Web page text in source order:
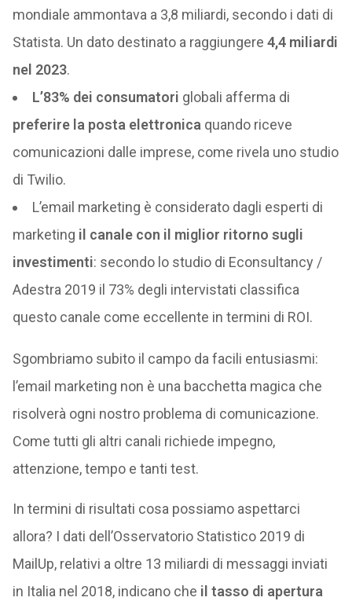
mondiale ammontava a 3,8 miliardi, secondo i dati di
Statista. Un dato destinato a raggiungere 4,4 miliardi
nel 2023.
L’83% dei consumatori globali afferma di
preferire la posta elettronica quando riceve
comunicazioni dalle imprese, come rivela uno studio
di Twilio.
L’email marketing è considerato dagli esperti di
marketing il canale con il miglior ritorno sugli
investimenti: secondo lo studio di Econsultancy /
Adestra 2019 il 73% degli intervistati classifica
questo canale come eccellente in termini di ROI.
Sgombriamo subito il campo da facili entusiasmi:
l’email marketing non è una bacchetta magica che
risolverà ogni nostro problema di comunicazione.
Come tutti gli altri canali richiede impegno,
attenzione, tempo e tanti test.
In termini di risultati cosa possiamo aspettarci
allora? I dati dell’Osservatorio Statistico 2019 di
MailUp, relativi a oltre 13 miliardi di messaggi inviati
in Italia nel 2018, indicano che il tasso di apertura